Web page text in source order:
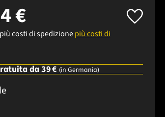
€
costi di spedizionepiù costi di
da 39 € (in Germania)